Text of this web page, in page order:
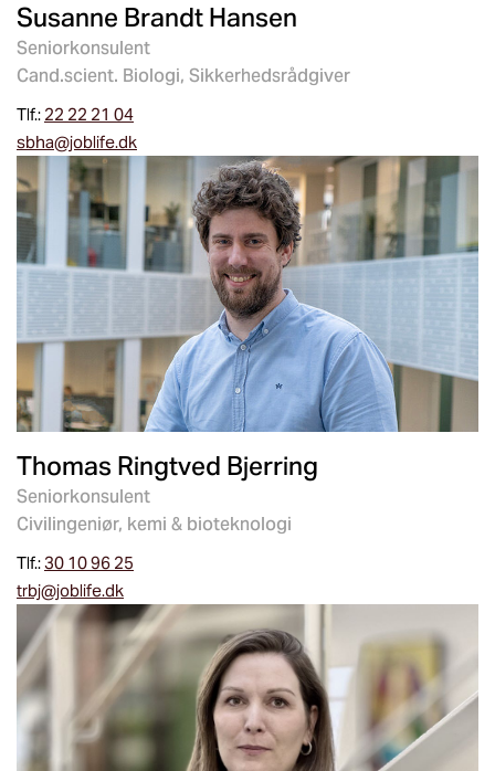
Susanne Brandt Hansen
Seniorkonsulent
Cand.scient. Biologi, Sikkerhedsrådgiver
Tlf.: 22 22 21 04
sbha@joblife.dk
Thomas Ringtved Bjerring
Seniorkonsulent
Civilingeniør, kemi & bioteknologi
Tlf.:30 10 96 25
trbj@joblife.dk